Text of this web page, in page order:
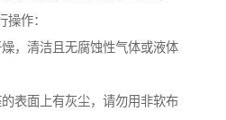
作：
，清洁且无腐蚀性气体或液体
表面上有灰尘，请勿用非软布